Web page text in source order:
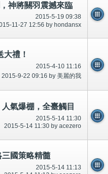
神將關羽震撼來臨
2015-5-19 09:38
11-27 12:56 by hondansx
大禮！
2015-4-10 11:16
2015-9-22 09:16 by 美麗的我
氣爆棚，全臺觸目
2015-5-14 11:30
2015-5-14 11:30 by acezero
國策略精髓
2015-5-14 11:13